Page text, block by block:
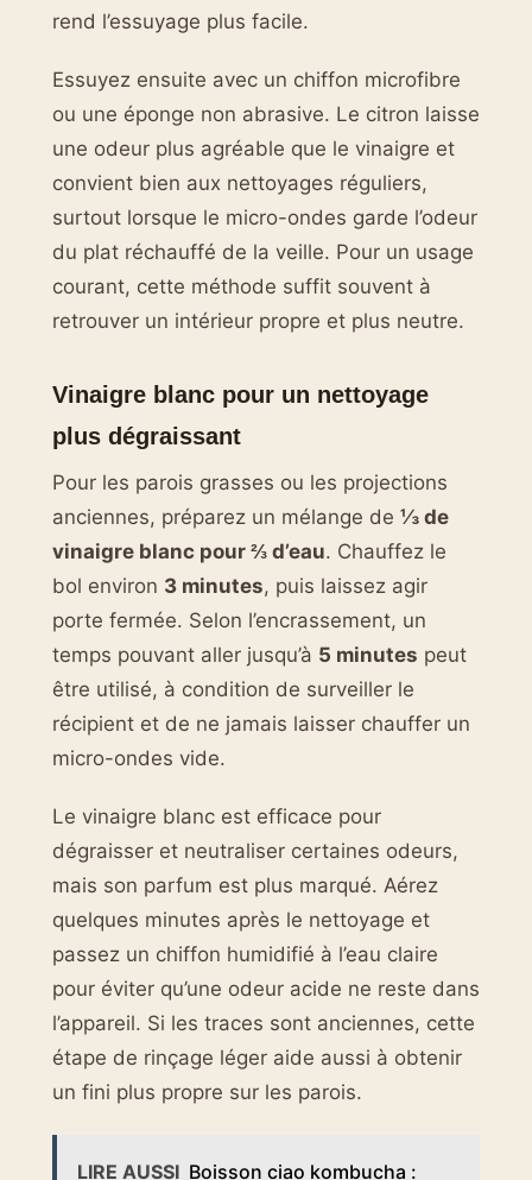
rend l’essuyage plus facile.
Essuyez ensuite avec un chiffon microfibre
ou une éponge non abrasive. Le citron laisse
une odeur plus agréable que le vinaigre et
convient bien aux nettoyages réguliers,
surtout lorsque le micro-ondes garde l’odeur
du plat réchauffé de la veille. Pour un usage
courant, cette méthode suffit souvent à
retrouver un intérieur propre et plus neutre.
Vinaigre blanc pour un nettoyage
plus dégraissant
Pour les parois grasses ou les projections
anciennes, préparez un mélange de ⅓ de
vinaigre blanc pour ⅔ d’eau. Chauffez le
bol environ 3 minutes, puis laissez agir
porte fermée. Selon l’encrassement, un
temps pouvant aller jusqu’à 5 minutes peut
être utilisé, à condition de surveiller le
récipient et de ne jamais laisser chauffer un
micro-ondes vide.
Le vinaigre blanc est efficace pour
dégraisser et neutraliser certaines odeurs,
mais son parfum est plus marqué. Aérez
quelques minutes après le nettoyage et
passez un chiffon humidifié à l’eau claire
pour éviter qu’une odeur acide ne reste dans
l’appareil. Si les traces sont anciennes, cette
étape de rinçage léger aide aussi à obtenir
un fini plus propre sur les parois.
LIRE AUSSI Boisson ciao kombucha :